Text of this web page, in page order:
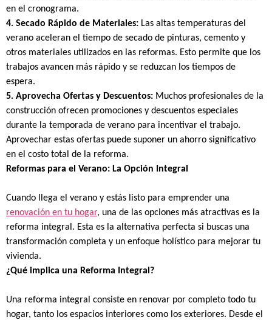
en el cronograma.
4. Secado Rápido de Materiales: Las altas temperaturas del
verano aceleran el tiempo de secado de pinturas, cemento y
otros materiales utilizados en las reformas. Esto permite que los
trabajos avancen más rápido y se reduzcan los tiempos de
espera.
5. Aprovecha Ofertas y Descuentos: Muchos profesionales de la
construcción ofrecen promociones y descuentos especiales
durante la temporada de verano para incentivar el trabajo.
Aprovechar estas ofertas puede suponer un ahorro significativo
en el costo total de la reforma.
Reformas para el Verano: La Opción Integral
Cuando llega el verano y estás listo para emprender una
renovación en tu hogar, una de las opciones más atractivas es la
reforma integral. Esta es la alternativa perfecta si buscas una
transformación completa y un enfoque holístico para mejorar tu
vivienda.
¿Qué implica una Reforma Integral?
Una reforma integral consiste en renovar por completo todo tu
hogar, tanto los espacios interiores como los exteriores. Desde el